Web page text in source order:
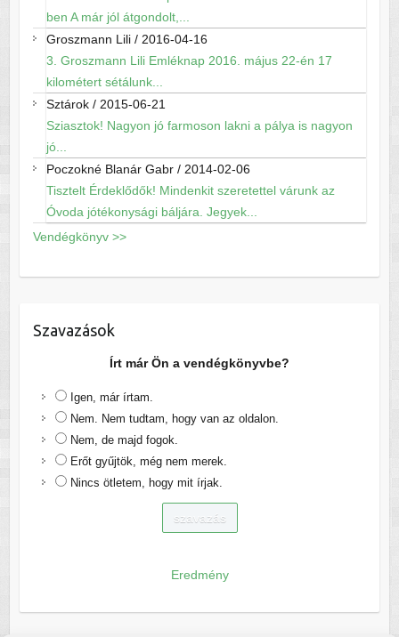
ben A már jól átgondolt,...
Groszmann Lili/ 2016-04-16
3. Groszmann Lili Emléknap 2016. május 22-én 17
kilométert sétálunk...
Sztárok/ 2015-06-21
Sziasztok! Nagyon jó farmoson lakni a pálya is nagyon
jó...
Poczokné Blanár Gabr/ 2014-02-06
Tisztelt Érdeklődők! Mindenkit szeretettel várunk az
Óvoda jótékonysági báljára. Jegyek...
Vendégkönyv >>
Szavazások
Írt már Ön a vendégkönyvbe?
Igen, már írtam.
Nem. Nem tudtam, hogy van az oldalon.
Nem, de majd fogok.
Erőt gyűjtök, még nem merek.
Nincs ötletem, hogy mit írjak.
Eredmény